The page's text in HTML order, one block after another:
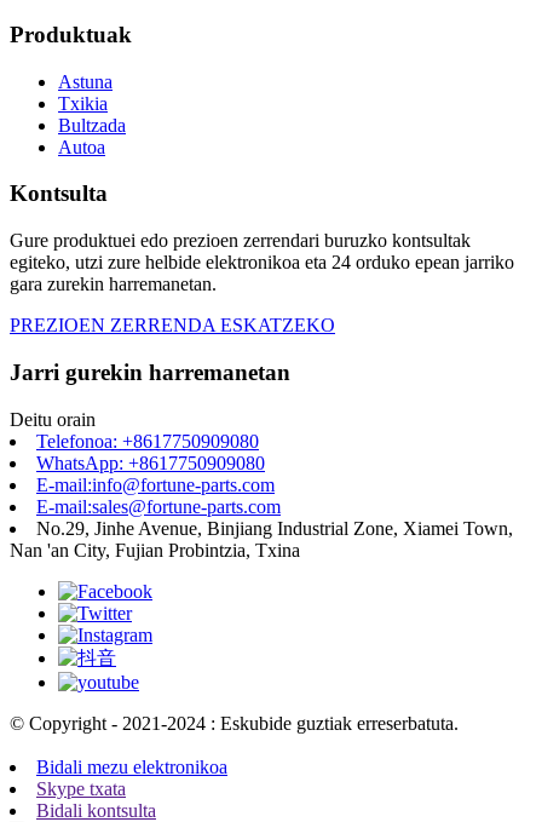
Produktuak
Astuna
Txikia
Bultzada
Autoa
Kontsulta
Gure produktuei edo prezioen zerrendari buruzko kontsultak
egiteko, utzi zure helbide elektronikoa eta 24 orduko epean jarriko
gara zurekin harremanetan.
PREZIOEN ZERRENDA ESKATZEKO
Jarri gurekin harremanetan
Deitu orain
Telefonoa: +8617750909080
WhatsApp: +8617750909080
E-mail:info@fortune-parts.com
E-mail:sales@fortune-parts.com
No.29, Jinhe Avenue, Binjiang Industrial Zone, Xiamei Town,
Nan 'an City, Fujian Probintzia, Txina
© Copyright - 2021-2024 : Eskubide guztiak erreserbatuta.
Bidali mezu elektronikoa
Skype txata
Bidali kontsulta